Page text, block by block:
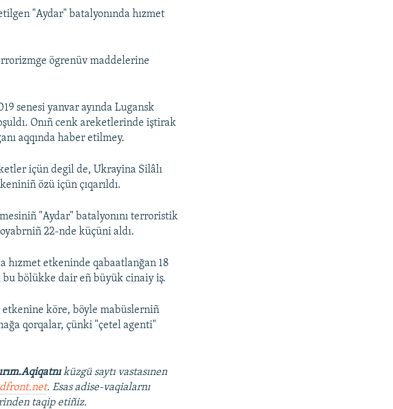
"Aydar" batalyonında hızmet
ögrenüv maddelerine
senesi yanvar ayında Lugansk
Onıñ cenk areketlerinde iştirak
aqqında haber etilmey.
içün degil de, Ukrayina Silâlı
özü içün çıqarıldı.
"Aydar" batalyonını terroristik
22-nde küçüni aldı.
hızmet etkeninde qabaatlanğan 18
bölükke dair eñ büyük cinaiy iş.
etkenine köre, böyle mabüslerniñ
qorqalar, çünki "çetel agenti"
küzgü saytı vastasınen
. Esas adise-vaqialarnı
taqip etiñiz.